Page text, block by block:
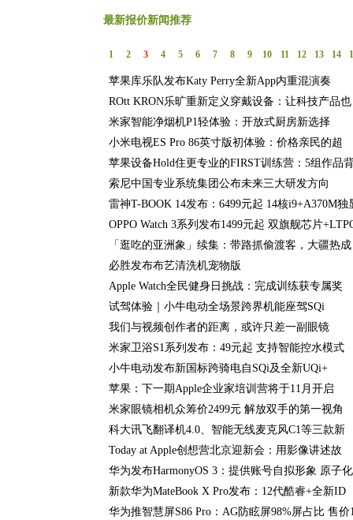
最新报价新闻推荐
1 2 3 4 5 6 7 8 9 10 11 12 13 14
苹果库乐队发布Katy Perry全新App内重混演奏
ROtt KRON乐旷重新定义穿戴设备：让科技产品也
米家智能净烟机P1轻体验：开放式厨房新选择
小米电视ES Pro 86英寸版初体验：价格亲民的超
苹果设备Hold住更专业的FIRST训练营：5组作品
索尼中国专业系统集团公布未来三大研发方向
雷神T-BOOK 14发布：6499元起 14核i9+A370M独
OPPO Watch 3系列发布1499元起 双旗舰芯片
「逛吃的亚洲象」续集：带路抓偷渡客，大疆热成
必胜发布布艺清洗机宠物版
Apple Watch全民健身日挑战：完成训练获专属奖
试驾体验｜小牛电动全场景跨界机能座驾SQi
我们与视频创作者的距离，或许只差一副眼镜
米家卫浴S1系列发布：49元起 支持智能控水模式
小牛电动发布新国标跨骑电自SQi及全新UQi+
苹果：下一期Apple企业家培训营将于11月开启
米家眼镜相机众筹价2499元 解放双手的第一视角
科大讯飞翻译机4.0、智能无线麦克风C1等三款新
Today at Apple创想营北京迎新会：用影像讲述故
华为发布HarmonyOS 3：提供账号自拟形象 原子化
新款华为MateBook X Pro发布：12代酷睿+全新ID
华为推智慧屏S86 Pro：AG防眩屏98%屏占比 售价